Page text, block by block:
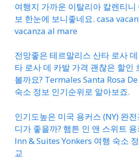
여행지 가까운 이탈리아 칼렌티니
보 한눈에 보니좋네요. casa
vacanza al mare
전망좋은 테르말리스 산타 로사
타 로사 데 카발 가격 괜찮은 할인
볼까요? Termales Santa Rosa
숙소 정보 인기순위로 알아보죠.
인기도높은 미국 용커스 (NY) 완
디가 좋을까? 햄튼 인 앤 스위트
Inn & Suites Yonkers 여행 숙소
교